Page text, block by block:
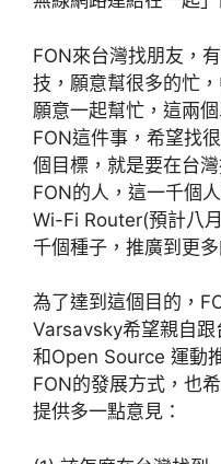
FON來台灣找朋友，
技，願意幫很多的忙
願意一起幫忙，這兩
FON這件事，希望找
個目標，就是要在台
FON的人，這一千個
Wi-Fi Router(預計八
千個種子，推廣到更多
為了達到這個目的，
Varsavsky希望親自
和Open Source 運動
FON的發展方式，也
提供多一點意見：